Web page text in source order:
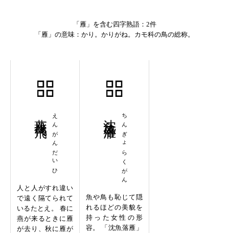
「雁」を含む四字熟語：2件
「雁」の意味：かり。かりがね。カモ科の鳥の総称。
えんがんだいひ
人と人がすれ違い
で遠く隔てられて
いるたとえ。 春に
燕が来るときに雁
が去り、秋に雁が
ちんぎょらくがん
魚や鳥も恥じて隠
れるほどの美貌を
持った女性の形
容。 「沈魚落雁」